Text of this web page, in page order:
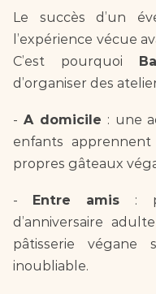
Le succès d’un
l’expérience vécue
C’est pourquoi
d’organiser des
- A domicile : une
enfants
propres gâteaux
- Entre amis :
d’anniversaire
pâtisserie végane
inoubliable.